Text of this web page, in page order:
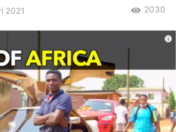
2021 2030